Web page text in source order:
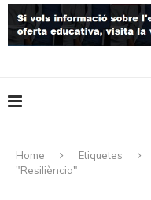
Home Etiquetes
"Resiliència"